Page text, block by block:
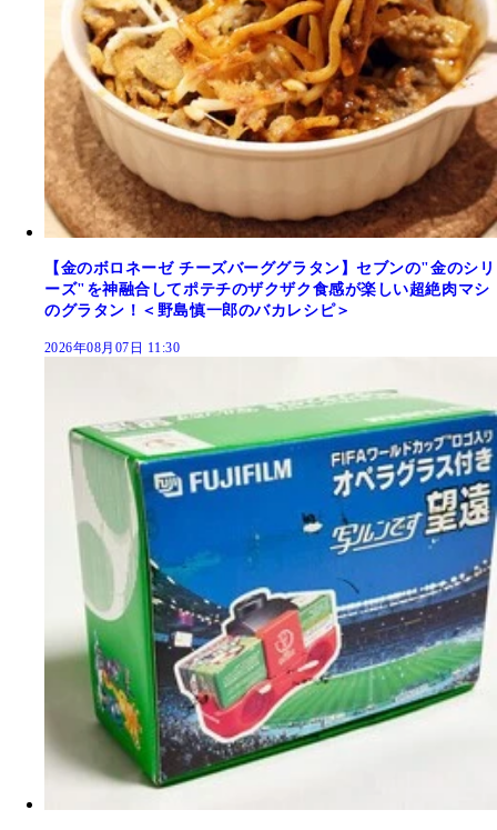
【金のボロネーゼ チーズバーググラタン】セブンの"金のシリ
ーズ"を神融合してポテチのザクザク食感が楽しい超絶肉マシ
のグラタン！＜野島慎一郎のバカレシピ＞
2026年08月07日 11:30